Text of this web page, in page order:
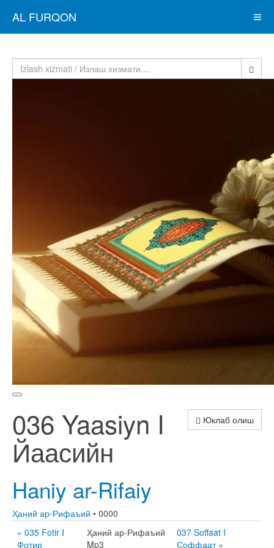
AL FURQON
Юклаб олиш
036 Yaasiyn I
Йаасийн
Haniy ar-Rifaiy
Ҳаний ар-Рифаъий • 0000
« 035 Fotir I
Фотир
Ҳаний ар-Рифаъий
Mp3
037 Soffaat I
Соффаат »